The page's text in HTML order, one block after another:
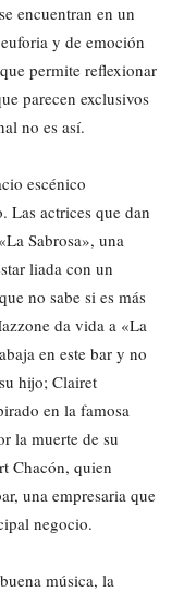
encuentran en un
y de emoción
permite reflexionar
parecen exclusivos
no es así.
escénico
Las actrices que dan
Sabrosa», una
liada con un
no sabe si es más
da vida a «La
en este bar y no
hijo; Clairet
en la famosa
la muerte de su
Chacón, quien
una empresaria que
negocio.
música, la